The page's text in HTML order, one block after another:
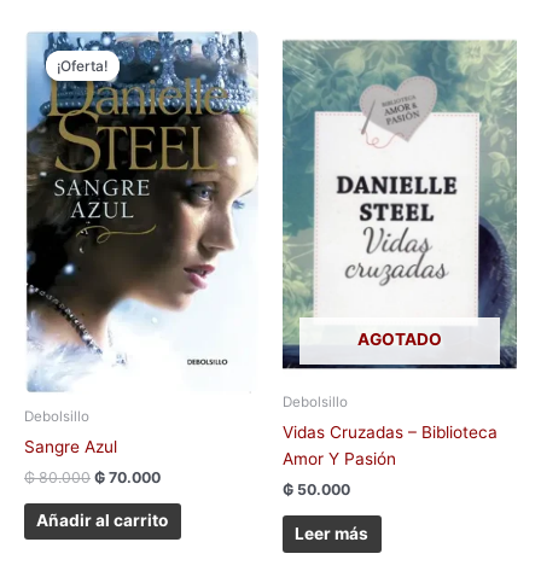
¡Oferta!
¡Oferta!
Debolsillo
Sangre Azul
₲80.000
El
precio
original
era:
₲ 80.000.
₲ 70.000
El
precio
actual
es:
₲ 70.000.
Añadir al carrito
AGOTADO
Debolsillo
Vidas Cruzadas – Biblioteca
Amor Y Pasión
₲ 50.000
Leer más